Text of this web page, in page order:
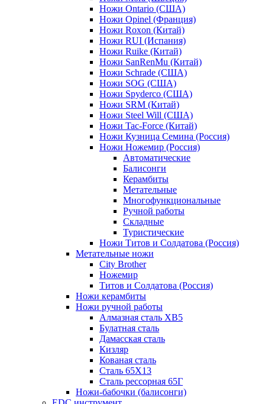
Ножи Ontario (США)
Ножи Opinel (Франция)
Ножи Roxon (Китай)
Ножи RUI (Испания)
Ножи Ruike (Китай)
Ножи SanRenMu (Китай)
Ножи Schrade (США)
Ножи SOG (США)
Ножи Spyderco (США)
Ножи SRM (Китай)
Ножи Steel Will (США)
Ножи Tac-Force (Китай)
Ножи Кузница Семина (Россия)
Ножи Ножемир (Россия)
Автоматические
Балисонги
Керамбиты
Метательные
Многофункциональные
Ручной работы
Складные
Туристические
Ножи Титов и Солдатова (Россия)
Метательные ножи
City Brother
Ножемир
Титов и Солдатова (Россия)
Ножи керамбиты
Ножи ручной работы
Алмазная сталь ХВ5
Булатная сталь
Дамасская сталь
Кизляр
Кованая сталь
Сталь 65Х13
Сталь рессорная 65Г
Ножи-бабочки (балисонги)